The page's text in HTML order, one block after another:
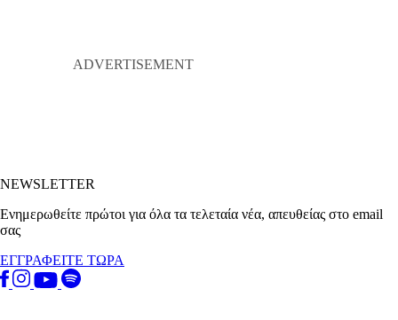
NEWSLETTER
Ενημερωθείτε πρώτοι για όλα τα τελεταία νέα, απευθείας στο email
σας
ΕΓΓΡΑΦΕΙΤΕ ΤΩΡΑ